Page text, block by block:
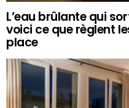
L’eau brûlante qui
voici ce que règlent
place